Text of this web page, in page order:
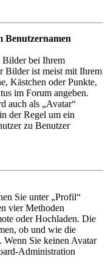
Benutzernamen
Bilder bei Ihrem
Bilder ist meist mit Ihrem
Kästchen oder Punkte,
im Forum angeben.
auch als „Avatar“
der Regel um ein
zu Benutzer
Sie unter „Profil“
vier Methoden
oder Hochladen. Die
ob und wie die
Wenn Sie keinen Avatar
Administration